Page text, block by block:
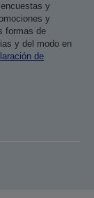
y
y
formas de
y del modo en
de